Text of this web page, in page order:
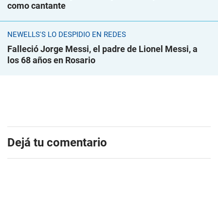
como cantante
NEWELLS'S LO DESPIDIÓ EN REDES
Falleció Jorge Messi, el padre de Lionel Messi, a
los 68 años en Rosario
Dejá tu comentario